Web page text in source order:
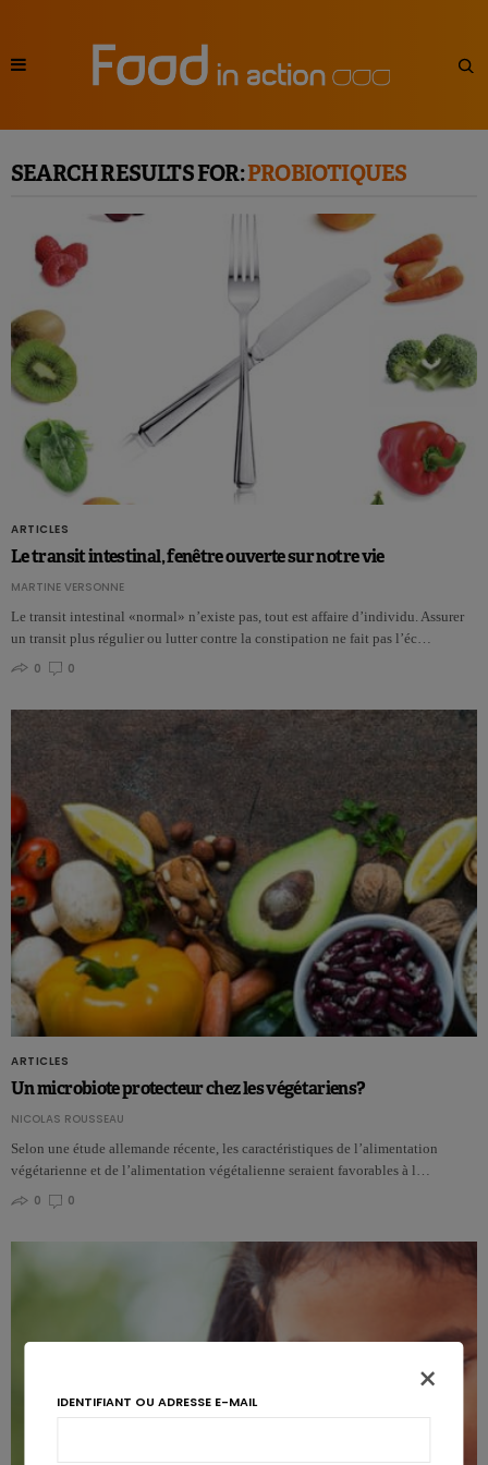
SEARCH RESULTS FOR:PROBIOTIQUES
ARTICLES
Le transit intestinal, fenêtre ouverte sur notre vie
MARTINE VERSONNE
Le transit intestinal «normal» n’existe pas, tout est affaire d’individu. Assurer
un transit plus régulier ou lutter contre la constipation ne fait pas l’éc…
0
0
ARTICLES
Un microbiote protecteur chez les végétariens?
NICOLAS ROUSSEAU
Selon une étude allemande récente, les caractéristiques de l’alimentation
végétarienne et de l’alimentation végétalienne seraient favorables à l…
0
0
×
IDENTIFIANT OU ADRESSE E-MAIL